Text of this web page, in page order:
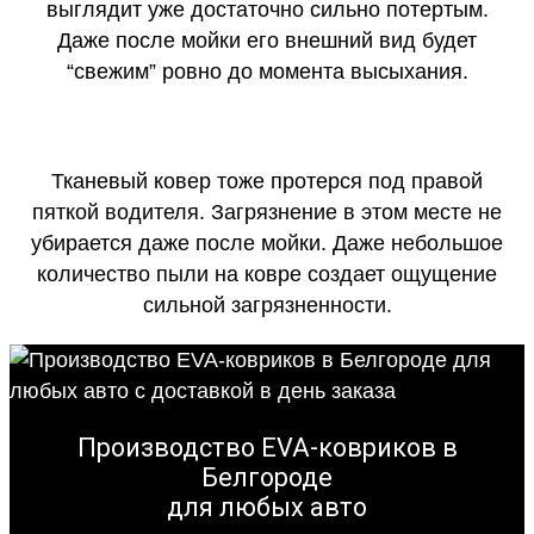
выглядит уже достаточно сильно потертым.
Даже после мойки его внешний вид будет
“свежим” ровно до момента высыхания.
Тканевый ковер тоже протерся под правой
пяткой водителя. Загрязнение в этом месте не
убирается даже после мойки. Даже небольшое
количество пыли на ковре создает ощущение
сильной загрязненности.
Производство EVA-ковриков в
Белгороде
для любых авто